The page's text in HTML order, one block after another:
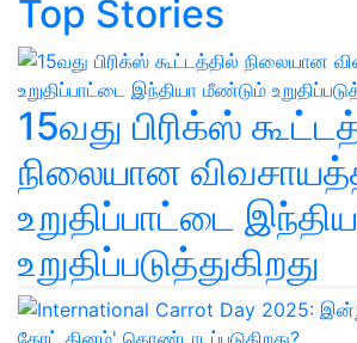
Top Stories
15வது பிரிக்ஸ்
நிலையான
உறுதிப்பாட்டை
உறுதிப்படுத்துகிறது